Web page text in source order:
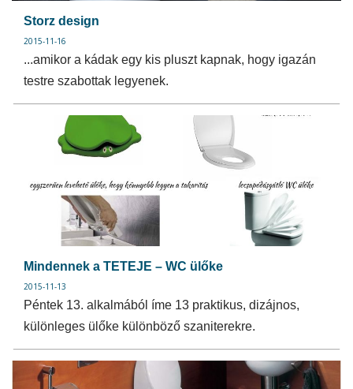
Storz design
2015-11-16
...amikor a kádak egy kis pluszt kapnak, hogy igazán
testre szabottak legyenek.
Mindennek a TETEJE – WC ülőke
2015-11-13
Péntek 13. alkalmából íme 13 praktikus, dizájnos,
különleges ülőke különböző szaniterekre.